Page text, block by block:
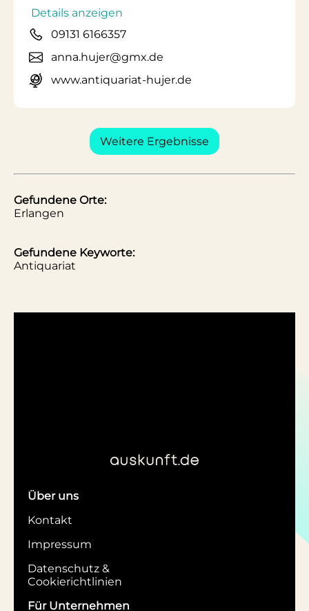
Details anzeigen
09131 6166357
anna.hujer@gmx.de
www.antiquariat-hujer.de
Weitere Ergebnisse
Gefundene Orte:
Erlangen
Gefundene Keyworte:
Antiquariat
Über uns
Kontakt
Impressum
Datenschutz &
Cookierichtlinien
Für Unternehmen